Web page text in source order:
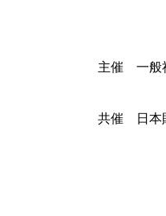
主催 一般
共催 日本